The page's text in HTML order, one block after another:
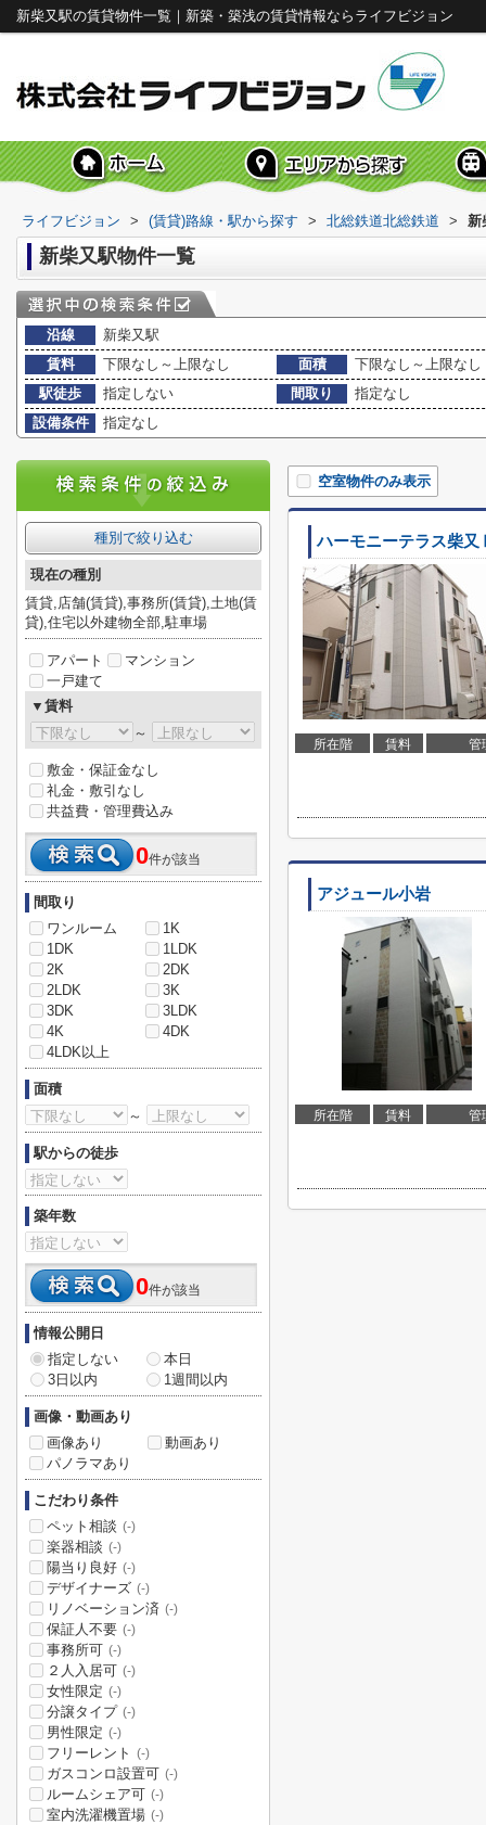
新柴又駅の賃貸物件一覧｜新築・築浅の賃貸情報ならライフビジョン
ライフビジョン > (賃貸)路線・駅から探す > 北総鉄道北総鉄道 > 新
新柴又駅物件一覧
沿線
新柴又駅
賃料
下限なし～上限なし 面積
下限なし～上限なし
駅徒歩
指定しない 間取り
指定なし
設備条件
指定なし
空室物件のみ表示
ハーモニーテラス柴
所在階 賃料 管
アジュール小岩
所在階 賃料 管
種別で絞り込む
現在の種別
賃貸,店舗(賃貸),事務所(賃貸),土地(賃
貸),住宅以外建物全部,駐車場
アパート
マンション
一戸建て
▼賃料
～
敷金・保証金なし
礼金・敷引なし
共益費・管理費込み
0件が該当
間取り
ワンルーム
1K
1DK
1LDK
2K
2DK
2LDK
3K
3DK
3LDK
4K
4DK
4LDK以上
面積
～
駅からの徒歩
築年数
0件が該当
情報公開日
指定しない
本日
3日以内
1週間以内
画像・動画あり
画像あり
動画あり
パノラマあり
こだわり条件
ペット相談 (-)
楽器相談 (-)
陽当り良好 (-)
デザイナーズ (-)
リノベーション済 (-)
保証人不要 (-)
事務所可 (-)
２人入居可 (-)
女性限定 (-)
分譲タイプ (-)
男性限定 (-)
フリーレント (-)
ガスコンロ設置可 (-)
ルームシェア可 (-)
室内洗濯機置場 (-)